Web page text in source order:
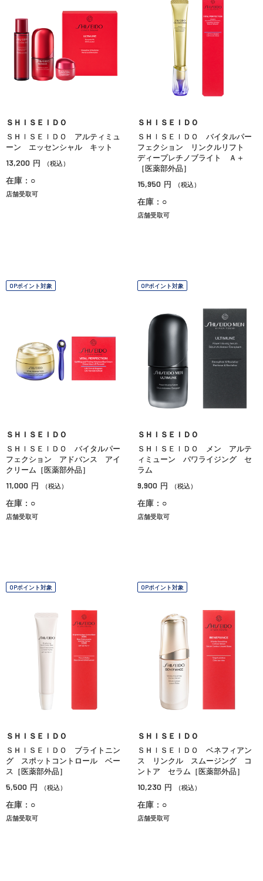
ＳＨＩＳＥＩＤＯ
ＳＨＩＳＥＩＤＯ アルティミュ
ーン エッセンシャル キット
13,200 円 （税込）
在庫：○
店舗受取可
ＳＨＩＳＥＩＤＯ
ＳＨＩＳＥＩＤＯ バイタルパー
フェクション リンクルリフト
ディープレチノブライト Ａ＋
［医薬部外品］
15,950 円 （税込）
在庫：○
店舗受取可
OPポイント対象
ＳＨＩＳＥＩＤＯ
ＳＨＩＳＥＩＤＯ バイタルパー
フェクション アドバンス アイ
クリーム［医薬部外品］
11,000 円 （税込）
在庫：○
店舗受取可
OPポイント対象
ＳＨＩＳＥＩＤＯ
ＳＨＩＳＥＩＤＯ メン アルテ
ィミューン パワライジング セ
ラム
9,900 円 （税込）
在庫：○
店舗受取可
OPポイント対象
ＳＨＩＳＥＩＤＯ
ＳＨＩＳＥＩＤＯ ブライトニン
グ スポットコントロール ベー
ス［医薬部外品］
5,500 円 （税込）
在庫：○
店舗受取可
OPポイント対象
ＳＨＩＳＥＩＤＯ
ＳＨＩＳＥＩＤＯ ベネフィアン
ス リンクル スムージング コ
ントア セラム［医薬部外品］
10,230 円 （税込）
在庫：○
店舗受取可